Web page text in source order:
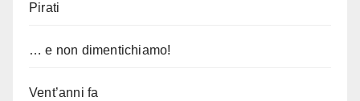
Pirati
… e non dimentichiamo!
Vent’anni fa